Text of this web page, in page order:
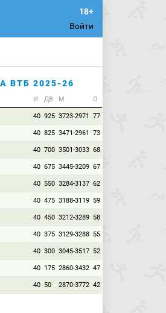
Войти
ВТБ 2025-26
И ДВ М О
40 925 3723-2971 77
40 825 3471-2961 73
40 700 3501-3033 68
40 675 3445-3209 67
40 550 3284-3137 62
40 475 3188-3119 59
40 450 3212-3289 58
40 375 3129-3288 55
40 300 3045-3517 52
40 175 2860-3432 47
40 50 2870-3772 42